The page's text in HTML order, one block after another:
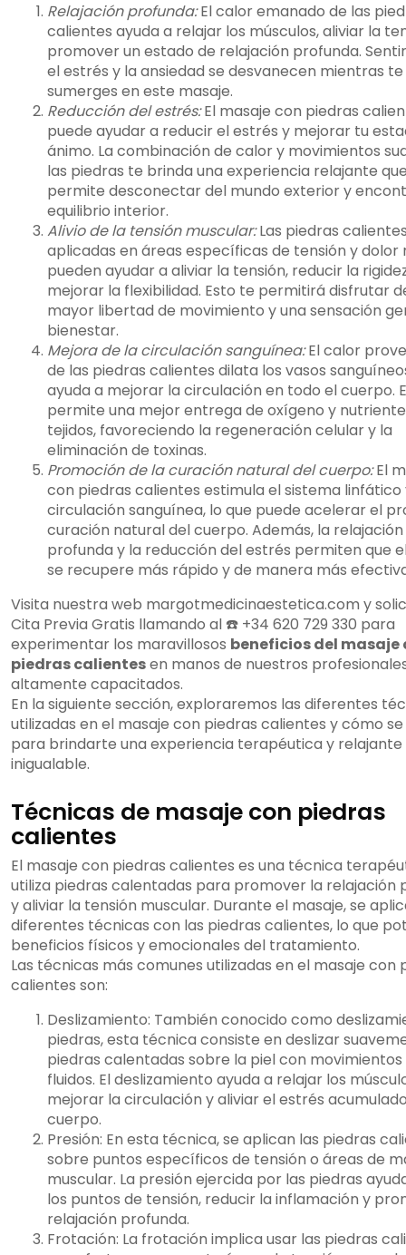
Relajación profunda:El calor emanado de las
calientes ayuda a relajar los músculos, aliviar la
promover un estado de relajación profunda.
el estrés y la ansiedad se desvanecen mientras te
sumerges en este masaje.
Reducción del estrés:El masaje con piedras
puede ayudar a reducir el estrés y mejorar tu
ánimo. La combinación de calor y movimientos
las piedras te brinda una experiencia relajante
permite desconectar del mundo exterior y
equilibrio interior.
Alivio de la tensión muscular:Las piedras
aplicadas en áreas específicas de tensión y dolor
pueden ayudar a aliviar la tensión, reducir la
mejorar la flexibilidad. Esto te permitirá disfrutar
mayor libertad de movimiento y una sensación
bienestar.
Mejora de la circulación sanguínea:El calor
de las piedras calientes dilata los vasos
ayuda a mejorar la circulación en todo el cuerpo.
permite una mejor entrega de oxígeno y
tejidos, favoreciendo la regeneración celular y la
eliminación de toxinas.
Promoción de la curación natural del cuerpo:El
con piedras calientes estimula el sistema linfático
circulación sanguínea, lo que puede acelerar el
curación natural del cuerpo. Además, la relajación
profunda y la reducción del estrés permiten que
se recupere más rápido y de manera más
Visita nuestra web margotmedicinaestetica.com y
Cita Previa Gratis llamando al ☎️ +34 620 729 330 para
experimentar los maravillosos beneficios del masaje
piedras calientesen manos de nuestros
altamente capacitados.
En la siguiente sección, exploraremos las diferentes
utilizadas en el masaje con piedras calientes y cómo
para brindarte una experiencia terapéutica y relajante
inigualable.
Técnicas de masaje con piedras
calientes
El masaje con piedras calientes es una técnica
utiliza piedras calentadas para promover la relajación
y aliviar la tensión muscular. Durante el masaje, se
diferentes técnicas con las piedras calientes, lo que
beneficios físicos y emocionales del tratamiento.
Las técnicas más comunes utilizadas en el masaje con
calientes son:
Deslizamiento: También conocido como
piedras, esta técnica consiste en deslizar
piedras calentadas sobre la piel con movimientos
fluidos. El deslizamiento ayuda a relajar los
mejorar la circulación y aliviar el estrés
cuerpo.
Presión: En esta técnica, se aplican las piedras
sobre puntos específicos de tensión o áreas de
muscular. La presión ejercida por las piedras
los puntos de tensión, reducir la inflamación y
relajación profunda.
Frotación: La frotación implica usar las piedras